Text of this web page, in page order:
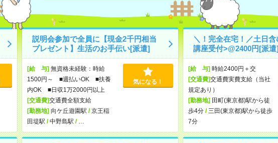
説明会参加で全員に【現金2千円相当
プレゼント】生活のお手伝い[派遣]
[給 与]無資格未経験：時給
1500円～ ■週払いOK ■扶養
内OK ■日収1万2000円以上
[交通費]交通費全額支給
[勤務地]向ケ丘遊園駅 /京王稲
田堤駅 /中野島駅 /
気になる！
＼！完全在宅！／土日
講座受付>@2400円[派遣
[給 与]時給2400円＋交
[交通費]交通費実費支給（当社
規定あり）
[勤務地]田町(東京都)駅から徒
歩4分/ 三田(東京都)駅から徒歩
7分